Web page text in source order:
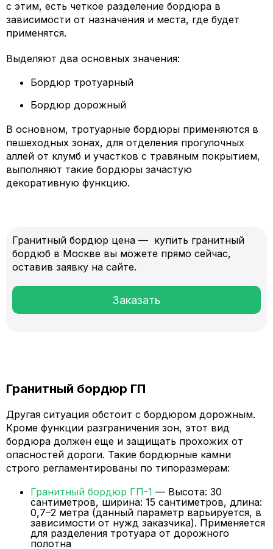
с этим, есть четкое разделение бордюра в
зависимости от назначения и места, где будет
применятся.
Выделяют два основных значения:
Бордюр тротуарный
Бордюр дорожный
В основном, тротуарные бордюры применяются в
пешеходных зонах, для отделения прогулочных
аллей от клумб и участков с травяным покрытием,
выполняют такие бордюры зачастую
декоративную функцию.
Гранитный бордюр цена — купить гранитный
бордюб в Москве вы можете прямо сейчас,
оставив заявку на сайте.
Заказать
Гранитный бордюр ГП
Другая ситуация обстоит с бордюром дорожным.
Кроме функции разграничения зон, этот вид
бордюра должен еще и защищать прохожих от
опасностей дороги. Такие бордюрные камни
строго регламентированы по типоразмерам:
Гранитный бордюр ГП-1 — Высота: 30
сантиметров, ширина: 15 сантиметров, длина:
0,7–2 метра (данный параметр варьируется, в
зависимости от нужд заказчика). Применяется
для разделения тротуара от дорожного
полотна